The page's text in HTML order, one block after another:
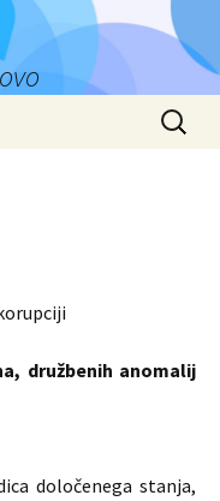
Išči:
družbenih anomalij
določenega stanja,